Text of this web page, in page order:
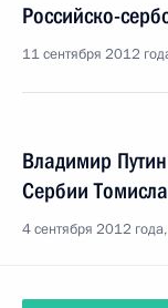
Российско-
11 сентября 2012
Владимир
Сербии
4 сентября 2012